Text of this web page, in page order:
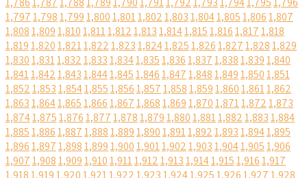
1,7971,7981,7991,8001,8011,8021,8031,8041,8051,8061,807
1,8081,8091,8101,8111,8121,8131,8141,8151,8161,8171,818
1,8191,8201,8211,8221,8231,8241,8251,8261,8271,8281,829
1,8301,8311,8321,8331,8341,8351,8361,8371,8381,8391,840
1,8411,8421,8431,8441,8451,8461,8471,8481,8491,8501,851
1,8521,8531,8541,8551,8561,8571,8581,8591,8601,8611,862
1,8631,8641,8651,8661,8671,8681,8691,8701,8711,8721,873
1,8741,8751,8761,8771,8781,8791,8801,8811,8821,8831,884
1,8851,8861,8871,8881,8891,8901,8911,8921,8931,8941,895
1,8961,8971,8981,8991,9001,9011,9021,9031,9041,9051,906
1,9071,9081,9091,9101,9111,9121,9131,9141,9151,9161,917